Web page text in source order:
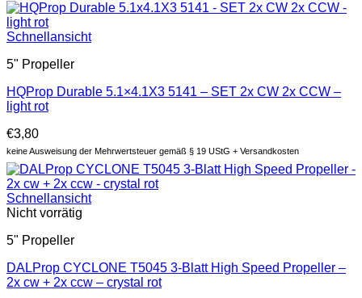
Schnellansicht
5" Propeller
HQProp Durable 5.1×4.1X3 5141 – SET 2x CW 2x CCW –
light rot
€3,80
keine Ausweisung der Mehrwertsteuer gemäß § 19 UStG + Versandkosten
Schnellansicht
Nicht vorrätig
5" Propeller
DALProp CYCLONE T5045 3-Blatt High Speed Propeller –
2x cw + 2x ccw – crystal rot